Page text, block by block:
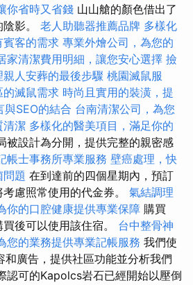
你省時又省錢 山山艙的顏色借出了
影。 老人助聽器推薦品牌 多樣化
賓客的需求 專業外燴公司，為您的
家清潔費用明細，讓您安心選擇 撿
人安葬的最後步驟 桃園滅鼠服
的滅鼠需求 時尚且實用的裝潢，提
與SEO的結合 台南清潔公司，為您
清潔 多樣化的醫美項目，滿足你的
被設計為分開，提供完整的親密感
帳士事務所專業服務 壁癌處理，快
問題 在到達前的四個星期內，預訂
慮照常使用的代金券。 氣結調理
你的口腔健康提供專業保障 購買
後可以使用該住宿。 台中整骨神
您的業務提供專業記帳服務 我們使
廣告，提供社區功能並分析我們
認可的Kapolcs岩石已經開始以壓倒